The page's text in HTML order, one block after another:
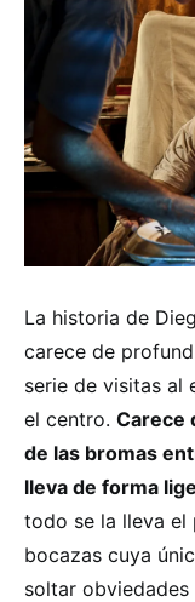
La historia de
carece de
serie de visitas al
el centro. Carece
de las bromas
lleva de forma
todo se la lleva el
bocazas cuya
soltar